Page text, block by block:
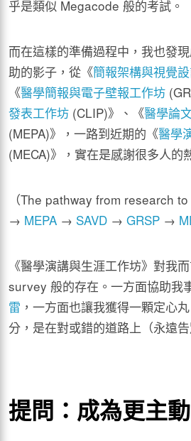
乎是類似 Megacode 般的考試。
而在這樣的準備過程中，我也發
助的影子，從《簡報架構與視覺
《醫學簡報與電子壁報工作坊
發表工作坊 (CLIP)》、《醫學論
(MEPA)》，一路到近期的《醫學
(MECA)》，實在是感謝很多人的
（The pathway from research
→ MEPA → SAVD → GRSP →
《醫學演講與生涯工作坊》對我
survey 般的存在。一方面協助我
雷 ，一方面也讓我獲得一顆定心
分，是在對或錯的道路上（永遠
提問：成為更主